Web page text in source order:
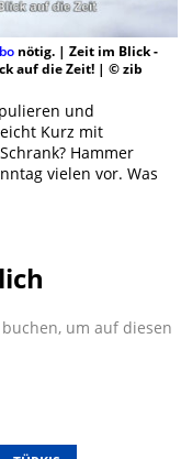
nötig. | Zeit im Blick -
auf die Zeit! | © zib
und
Kurz mit
Hammer
vielen vor. Was
um auf diesen